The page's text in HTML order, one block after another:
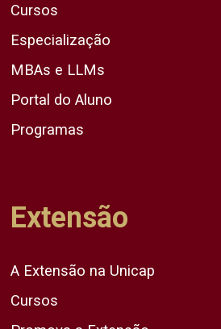
Cursos
Especialização
MBAs e LLMs
Portal do Aluno
Programas
Extensão
A Extensão na Unicap
Cursos